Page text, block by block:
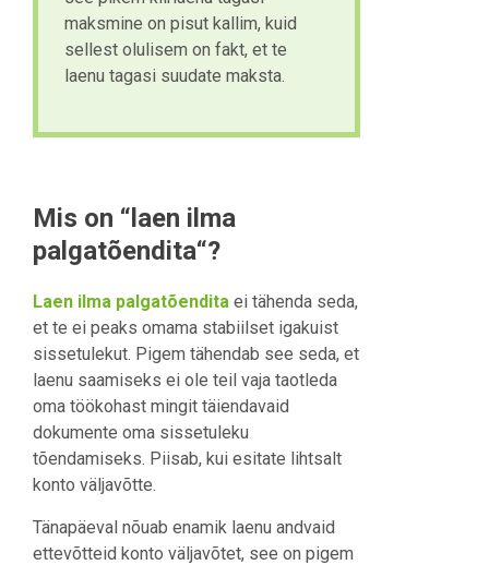
maksmine on pisut kallim, kuid
sellest olulisem on fakt, et te
laenu tagasi suudate maksta.
Mis on “laen ilma
palgatõendita“?
Laen ilma palgatõendita ei tähenda seda,
et te ei peaks omama stabiilset igakuist
sissetulekut. Pigem tähendab see seda, et
laenu saamiseks ei ole teil vaja taotleda
oma töökohast mingit täiendavaid
dokumente oma sissetuleku
tõendamiseks. Piisab, kui esitate lihtsalt
konto väljavõtte.
Tänapäeval nõuab enamik laenu andvaid
ettevõtteid konto väljavõtet, see on pigem